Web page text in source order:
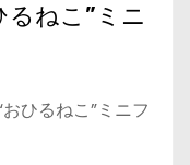
るねこ”ミニ
ひるねこ”ミニフ